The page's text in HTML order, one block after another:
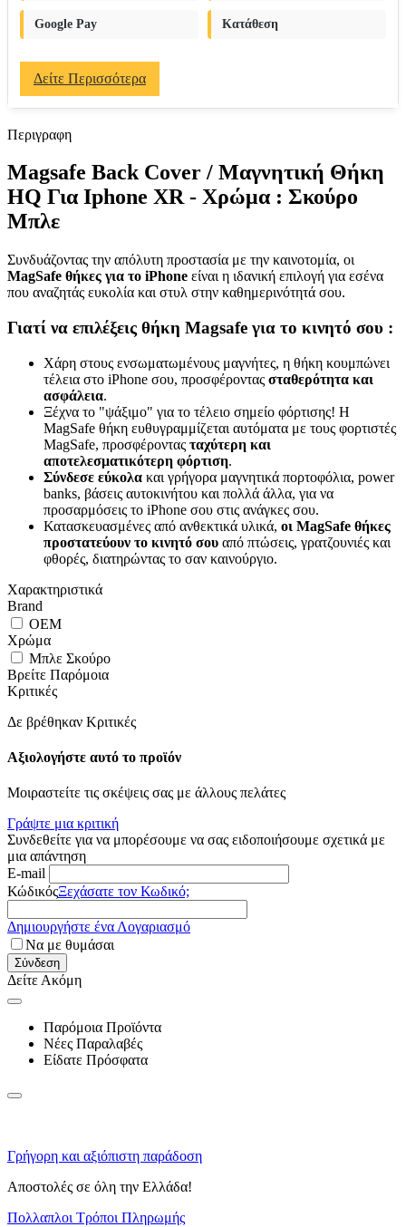
Google Pay Κατάθεση
Δείτε Περισσότερα
Περιγραφη
Magsafe Back Cover / Μαγνητική Θήκη
HQ Για Iphone XR - Χρώμα : Σκούρο
Μπλε
Συνδυάζοντας την απόλυτη προστασία με την καινοτομία, οι
MagSafe θήκες για το iPhone είναι η ιδανική επιλογή για εσένα
που αναζητάς ευκολία και στυλ στην καθημερινότητά σου.
Γιατί να επιλέξεις θήκη Magsafe για το κινητό σου :
Χάρη στους ενσωματωμένους μαγνήτες, η θήκη κουμπώνει
τέλεια στο iPhone σου, προσφέροντας σταθερότητα και
ασφάλεια.
Ξέχνα το "ψάξιμο" για το τέλειο σημείο φόρτισης! Η
MagSafe θήκη ευθυγραμμίζεται αυτόματα με τους φορτιστές
MagSafe, προσφέροντας ταχύτερη και
αποτελεσματικότερη φόρτιση.
Σύνδεσε εύκολα και γρήγορα μαγνητικά πορτοφόλια, power
banks, βάσεις αυτοκινήτου και πολλά άλλα, για να
προσαρμόσεις το iPhone σου στις ανάγκες σου.
Κατασκευασμένες από ανθεκτικά υλικά, οι MagSafe θήκες
προστατεύουν το κινητό σου από πτώσεις, γρατζουνιές και
φθορές, διατηρώντας το σαν καινούργιο.
Χαρακτηριστικά
Brand
OEM
Χρώμα
Μπλε Σκούρο
Βρείτε Παρόμοια
Κριτικές
Δε βρέθηκαν Κριτικές
Αξιολογήστε αυτό το προϊόν
Μοιραστείτε τις σκέψεις σας με άλλους πελάτες
Γράψτε μια κριτική
Συνδεθείτε για να μπορέσουμε να σας ειδοποιήσουμε σχετικά με
μια απάντηση
E-mail
ΚώδικόςΞεχάσατε τον Κωδικό;
Δημιουργήστε ένα Λογαριασμό
Να με θυμάσαι
Σύνδεση
Δείτε Ακόμη
Παρόμοια Προϊόντα
Νέες Παραλαβές
Είδατε Πρόσφατα
Γρήγορη και αξιόπιστη παράδοση
Αποστολές σε όλη την Ελλάδα!
Πολλαπλοι Τρόποι Πληρωμής